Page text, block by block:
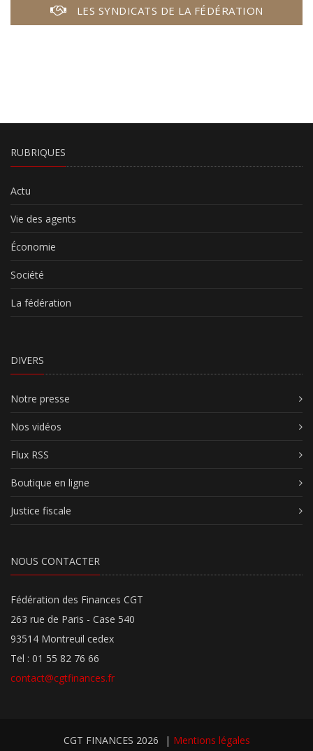
LES SYNDICATS DE LA FÉDÉRATION
RUBRIQUES
Actu
Vie des agents
Économie
Société
La fédération
DIVERS
Notre presse
Nos vidéos
Flux RSS
Boutique en ligne
Justice fiscale
NOUS CONTACTER
Fédération des Finances CGT
263 rue de Paris - Case 540
93514 Montreuil cedex
Tel : 01 55 82 76 66
contact@cgtfinances.fr
CGT FINANCES 2026 | Mentions légales